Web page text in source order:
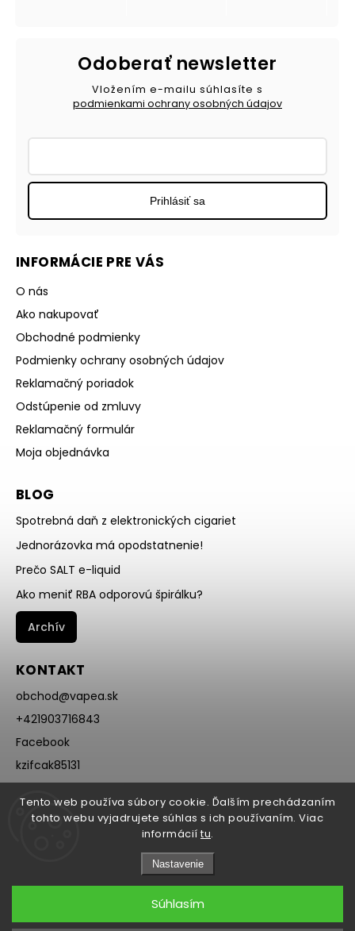
Tento web používa súbory cookie. Ďalším prechádzaním
tohto webu vyjadrujete súhlas s ich používaním. Viac
informácií tu.
Nastavenie
Súhlasím
INFORMÁCIE PRE VÁS
O nás
Ako nakupovať
Obchodné podmienky
Podmienky ochrany osobných údajov
Reklamačný poriadok
Odstúpenie od zmluvy
Reklamačný formulár
Moja objednávka
BLOG
Spotrebná daň z elektronických cigariet
Jednorázovka má opodstatnenie!
Prečo SALT e-liquid
Ako meniť RBA odporovú špirálku?
Archív
KONTAKT
obchod@vapea.sk
+421903716843
Facebook
kzifcak85131
@vapea.slovensko
Odoberať newsletter
Vložením e-mailu súhlasíte s
podmienkami ochrany osobných údajov
Prihlásiť sa
Copyright 2026VAPEA.sk. Všetky práva vyhradené.